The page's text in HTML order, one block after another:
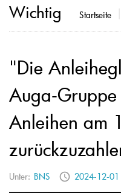
Wichtig Startseite
"Die
Auga-
Anleihen am
Unter: BNS 2024-12-01